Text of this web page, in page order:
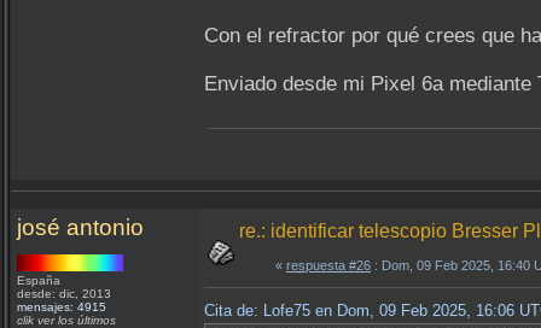
Con el refractor por qué crees que
Enviado desde mi Pixel 6a mediante
josé antonio
España
desde: dic, 2013
mensajes: 4915
clik ver los últimos
re.: identificar telescopio Bresser
« respuesta #26 : Dom, 09 Feb 2025, 16:40
Cita de: Lofe75 en Dom, 09 Feb 2025, 16:06